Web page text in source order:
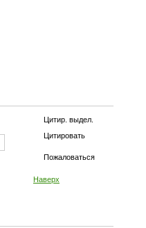
Цитир. выдел.
Цитировать
Пожаловаться
Наверх